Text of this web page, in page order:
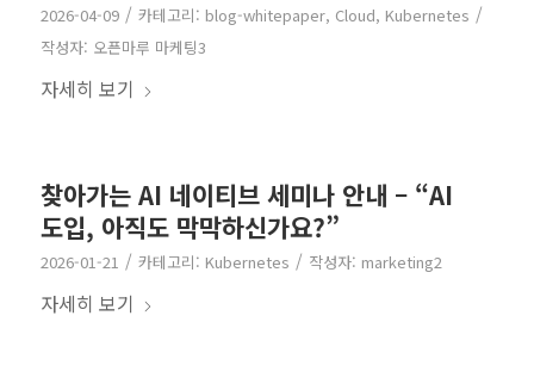
2026-04-09 / 카테고리: blog-whitepaper, Cloud, Kubernetes /
작성자: 오픈마루 마케팅3
자세히 보기
찾아가는 AI 네이티브 세미나 안내 – “AI
도입, 아직도 막막하신가요?”
2026-01-21 / 카테고리: Kubernetes / 작성자: marketing2
자세히 보기